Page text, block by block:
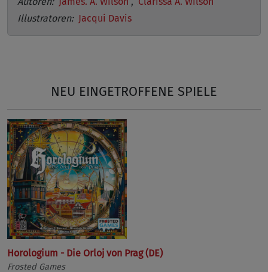
Illustratoren: Jacqui Davis
NEU EINGETROFFENE SPIELE
Horologium - Die Orloj von Prag (DE)
Frosted Games